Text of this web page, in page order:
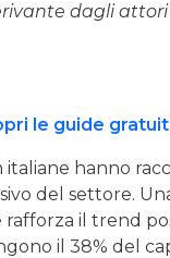
dagli
le guide
hanno
del settore.
il trend
il 38% del